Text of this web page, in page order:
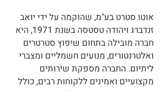
אוטו סטרט בע"מ, שהוקמה על ידי יואב
זנדברג ויהודה טסטסה בשנת 1971, היא
חברה מובילה בתחום שיפוץ סטרטרים
ואלטרנטורים, מנועים חשמליים ומצברי
ליתיום. החברה מספקת שירותים
מקצועיים ואמינים ללקוחות רבים, כולל